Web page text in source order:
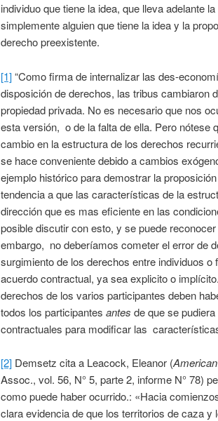
individuo que tiene la idea, que lleva adelante
simplemente alguien que tiene la idea y la
derecho preexistente.
[1]“Como firma de internalizar las des-
disposición de derechos, las tribus cambiaron
propiedad privada. No es necesario que nos
esta versión, o de la falta de ella. Pero nótese
cambio en la estructura de los derechos
se hace conveniente debido a cambios
ejemplo histórico para demostrar la
tendencia a que las características de la
dirección que es mas eficiente en las
posible discutir con esto, y se puede
embargo, no deberíamos cometer el error de
surgimiento de los derechos entre individuos
acuerdo contractual, ya sea explicito o
derechos de los varios participantes deben
todos los participantes antes de que se
contractuales para modificar las
[2] Demsetz cita a Leacock, Eleanor (
Assoc., vol. 56, N° 5, parte 2, informe N° 78)
como puede haber ocurrido.: «Hacia
clara evidencia de que los territorios de caza